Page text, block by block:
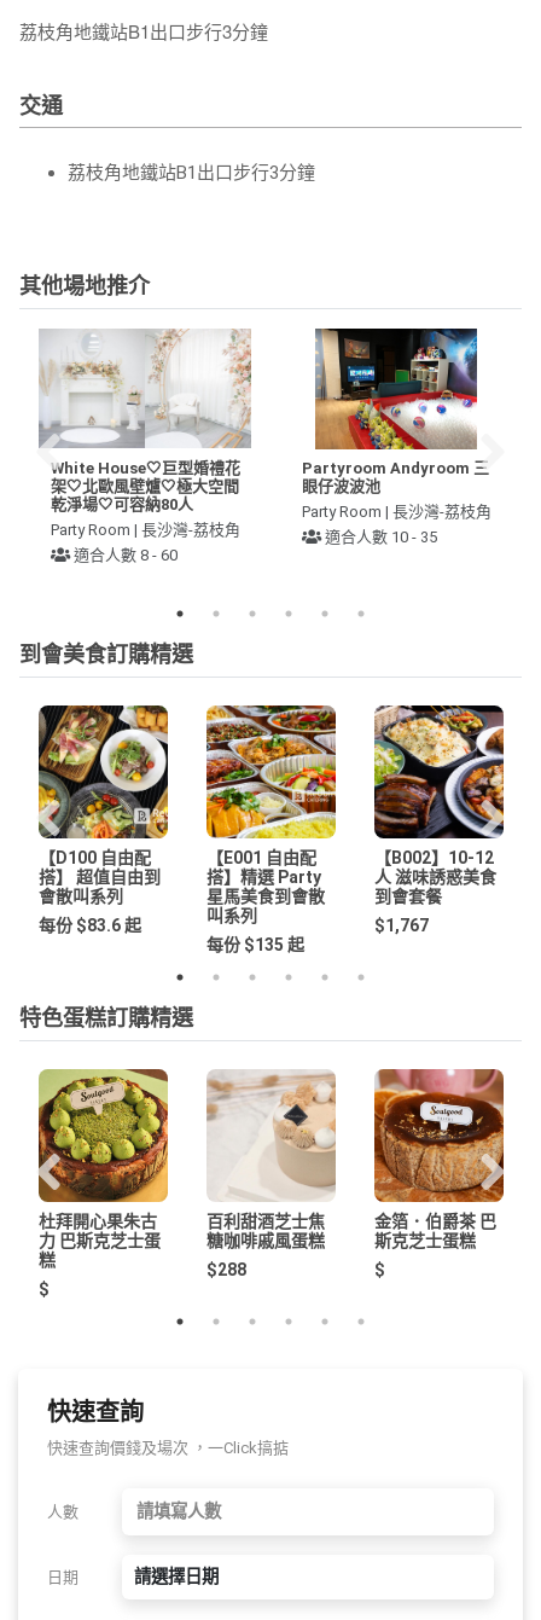
荔枝角地鐵站B1出口步行3分鐘
交通
荔枝角地鐵站B1出口步行3分鐘
其他場地推介
White House🤍巨型婚禮花
架🤍北歐風壁爐🤍極大空間
乾淨場🤍可容納80人
Party Room | 長沙灣-荔枝角
適合人數 8 - 60
Partyroom Andyroom 三
眼仔波波池
Party Room | 長沙灣-荔枝角
適合人數 10 - 35
到會美食訂購精選
【D100 自由配
搭】 超值自由到
會散叫系列
每份 $83.6 起
【E001 自由配
搭】精選 Party
星馬美食到會散
叫系列
每份 $135 起
【B002】10-12
人 滋味誘惑美食
到會套餐
$1,767
特色蛋糕訂購精選
杜拜開心果朱古
力 巴斯克芝士蛋
糕
$
百利甜酒芝士焦
糖咖啡戚風蛋糕
$288
金箔．伯爵茶 巴
斯克芝士蛋糕
$
快速查詢
快速查詢價錢及場次 ，一Click搞掂
人數
日期 請選擇日期